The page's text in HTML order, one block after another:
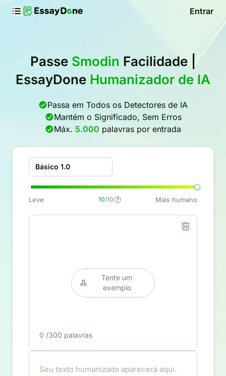
Entrar
Passe Smodin Facilidade |
EssayDone Humanizador de IA
Passa em Todos os Detectores de IA
Mantém o Significado, Sem Erros
Máx. 5.000 palavras por entrada
Básico 1.0
Leve 10/10 Mais humano
Tente um
exemplo
0 /300 palavras
Seu texto humanizado aparecerá aqui.